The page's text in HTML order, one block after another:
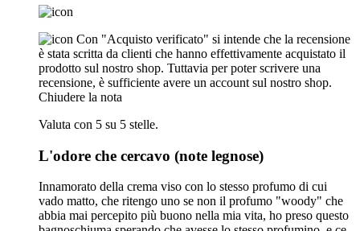
Con "Acquisto verificato" si intende che la recensione
è stata scritta da clienti che hanno effettivamente acquistato il
prodotto sul nostro shop. Tuttavia per poter scrivere una
recensione, è sufficiente avere un account sul nostro shop.
Chiudere la nota
Valuta con 5 su 5 stelle.
L'odore che cercavo (note legnose)
Innamorato della crema viso con lo stesso profumo di cui
vado matto, che ritengo uno se non il profumo "woody" che
abbia mai percepito più buono nella mia vita, ho preso questo